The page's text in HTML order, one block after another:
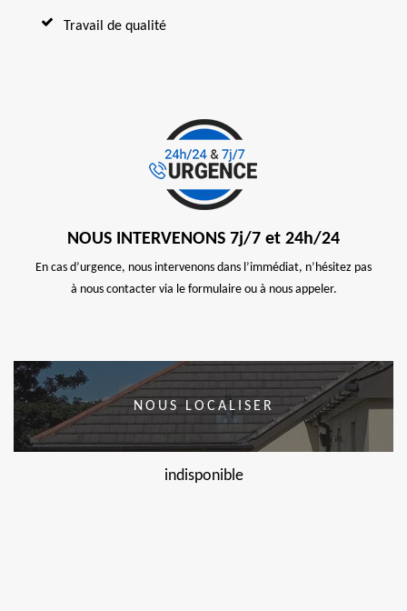
Travail de qualité
NOUS INTERVENONS 7j/7 et 24h/24
En cas d’urgence, nous intervenons dans l’immédiat, n’hésitez pas
à nous contacter via le formulaire ou à nous appeler.
NOUS LOCALISER
indisponible